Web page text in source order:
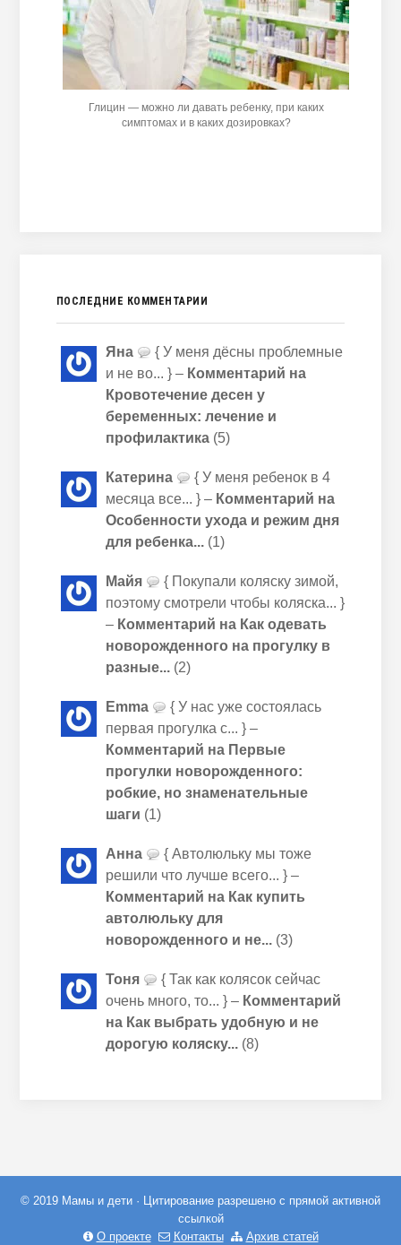
Глицин — можно ли давать ребенку, при каких
симптомах и в каких дозировках?
ПОСЛЕДНИЕ КОММЕНТАРИИ
Яна
{ У меня дёсны проблемные
и не во... } – Комментарий на
Кровотечение десен у
беременных: лечение и
профилактика(5)
Катерина
{ У меня ребенок в 4
месяца все... } – Комментарий на
Особенности ухода и режим дня
для ребенка...(1)
Майя
{ Покупали коляску зимой,
поэтому смотрели чтобы коляска... }
– Комментарий на Как одевать
новорожденного на прогулку в
разные...(2)
Emma
{ У нас уже состоялась
первая прогулка с... } –
Комментарий на Первые
прогулки новорожденного:
робкие, но знаменательные
шаги (1)
Анна
{ Автолюльку мы тоже
решили что лучше всего... } –
Комментарий на Как купить
автолюльку для
новорожденного и не...(3)
Тоня
{ Так как колясок сейчас
очень много, то... } – Комментарий
на Как выбрать удобную и не
дорогую коляску...(8)
© 2019 Мамы и дети · Цитирование разрешено с прямой активной
ссылкой
О проекте
Контакты Архив статей